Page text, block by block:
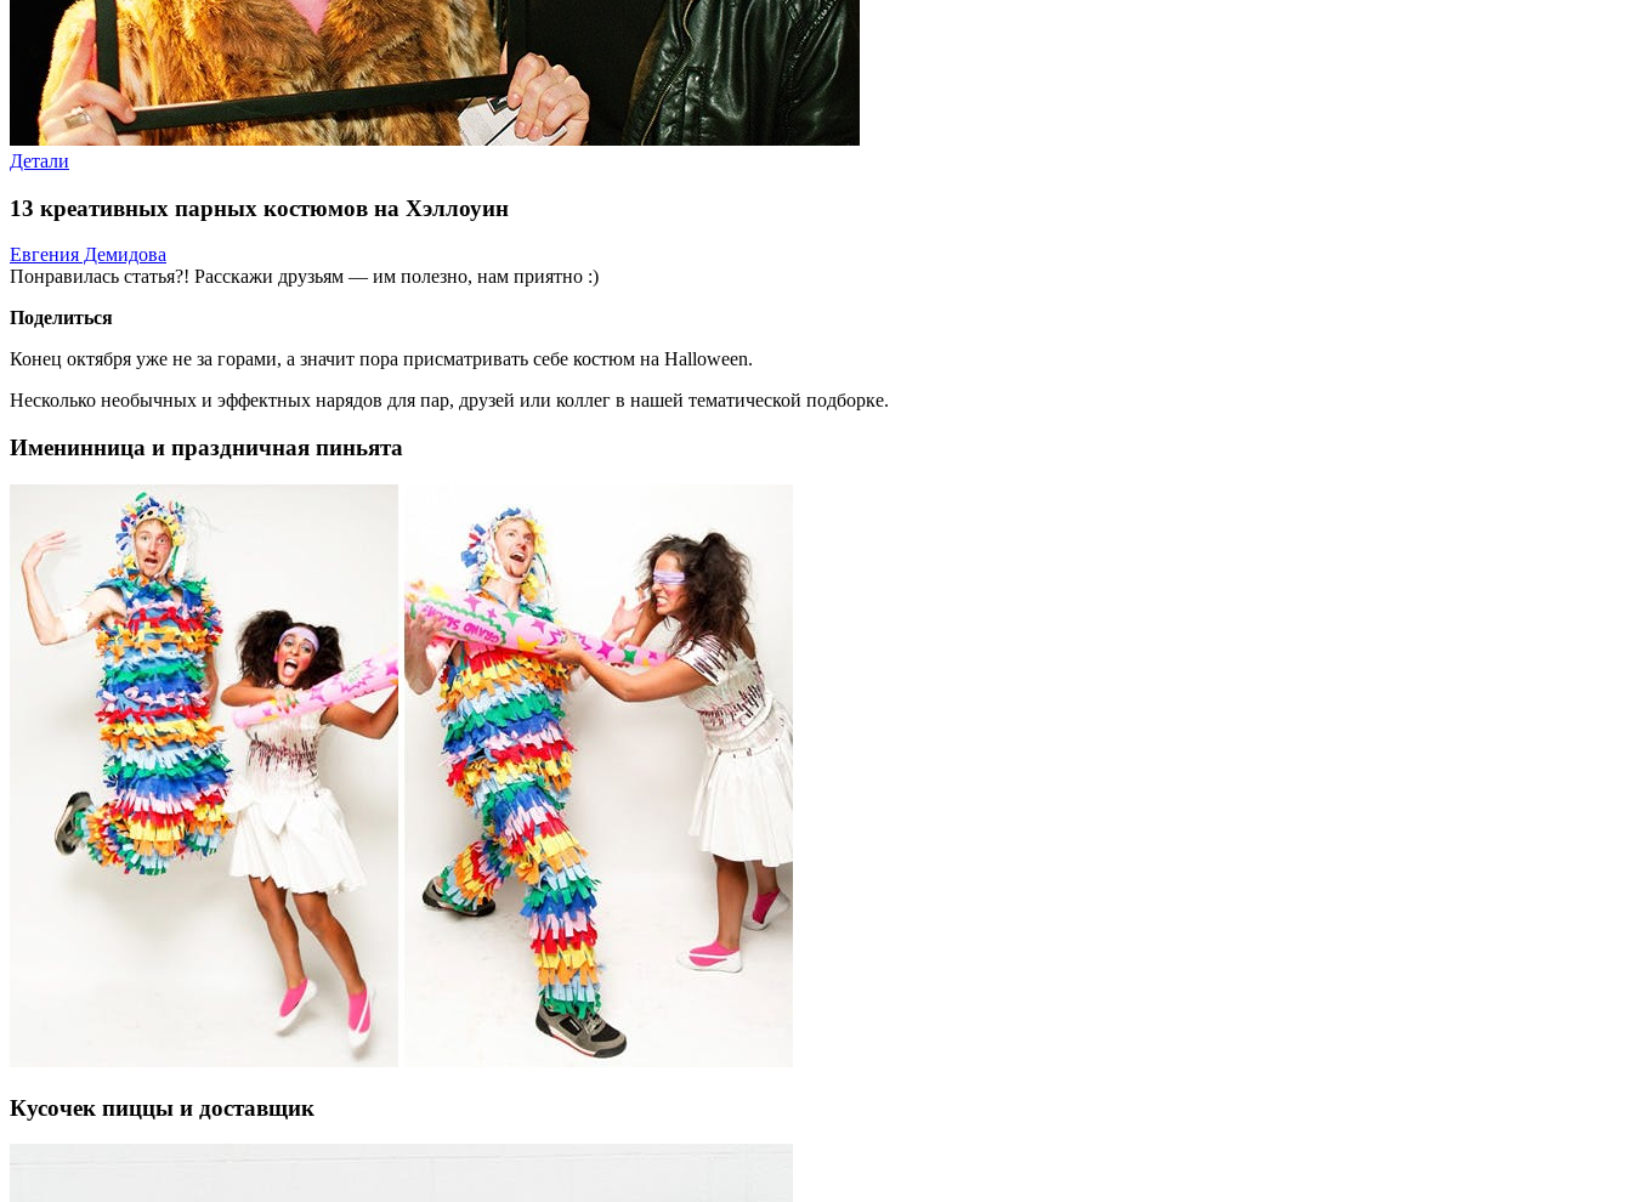
Детали
13 креативных парных костюмов на Хэллоуин
Евгения Демидова
Понравилась статья?! Расскажи друзьям — им полезно, нам приятно :)
Поделиться
Конец октября уже не за горами, а значит пора присматривать себе костюм на Halloween.
Несколько необычных и эффектных нарядов для пар, друзей или коллег в нашей тематической подборке.
Именинница и праздничная пиньята
Кусочек пиццы и доставщик